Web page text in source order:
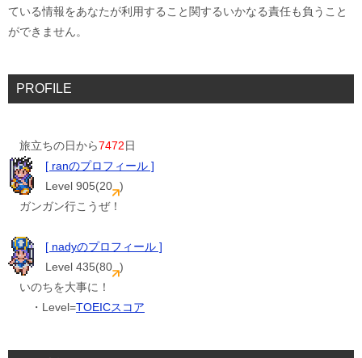
ている情報をあなたが利用すること関するいかなる責任も負うこと
ができません。
PROFILE
旅立ちの日から7472日
[ ranのプロフィール ]
Level 905(20 )
ガンガン行こうぜ！
[ nadyのプロフィール ]
Level 435(80 )
いのちを大事に！
・Level=TOEICスコア